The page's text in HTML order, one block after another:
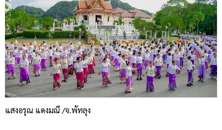
แสงอรุณ แดงมณี /จ.พัทลุง